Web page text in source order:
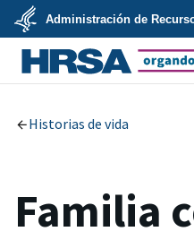
Skip
main
content
U.S.
Department
of
Health
Services
Administración de
Historias de vida
Familia